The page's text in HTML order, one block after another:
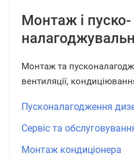
Монтаж і пуско-
Монтаж та
вентиляції,
Пусконалагодження
Сервіс та
Монтаж кондиціонера